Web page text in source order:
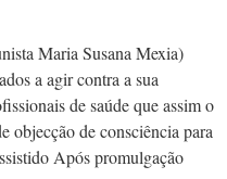
Maria Susana Mexia)
a agir contra a sua
de saúde que assim o
objecção de consciência para
Após promulgação